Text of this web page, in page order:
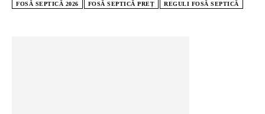
FOSĂ SEPTICĂ 2026 FOSĂ SEPTICĂ PREȚ REGULI FOSĂ SEPTICĂ